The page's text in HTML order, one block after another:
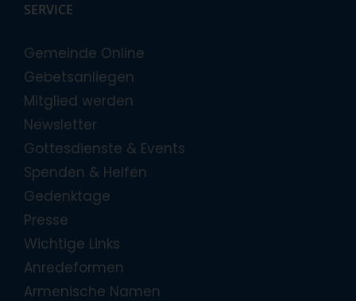
SERVICE
Gemeinde Online
Gebetsanliegen
Mitglied werden
Newsletter
Gottesdienste & Events
Spenden & Helfen
Gedenktage
Presse
Wichtige Links
Anredeformen
Armenische Namen